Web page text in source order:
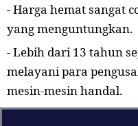
- Harga hemat sangat
yang menguntungkan.
- Lebih dari 13 tahun
melayani para
mesin-mesin handal.